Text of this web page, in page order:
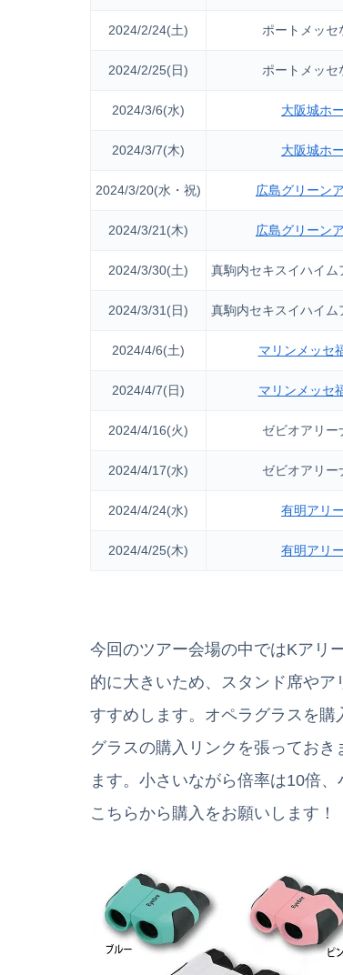
2024/2/24(土) ポートメッセ
2024/2/25(日) ポートメッセ
2024/3/6(水) 大阪城ホ
2024/3/7(木) 大阪城ホ
2024/3/20(水・祝) 広島グリーン
2024/3/21(木) 広島グリーン
2024/3/30(土) 真駒内セキスイハイム
2024/3/31(日) 真駒内セキスイハイム
2024/4/6(土) マリンメッセ
2024/4/7(日) マリンメッセ
2024/4/16(火) ゼビオアリー
2024/4/17(水) ゼビオアリー
2024/4/24(水) 有明アリ
2024/4/25(木) 有明アリ
今回のツアー会場の中ではKアリ
的に大きいため、スタンド席や
すすめします。オペラグラスを
グラスの購入リンクを張ってお
ます。小さいながら倍率は10倍
こちらから購入をお願いします！